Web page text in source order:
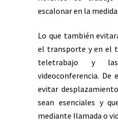
escalonar en la
Lo que también
el transporte y en el
teletrabajo y
videoconferencia. De
evitar
sean esenciales y
mediante llamada o